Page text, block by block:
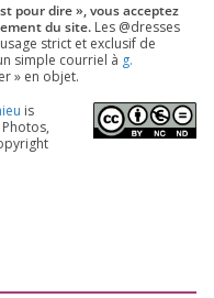
pour dire », vous accep­tez
du site. Les @dresses
strict et exclu­sif de
simple cour­riel à g.​
» en objet.
is